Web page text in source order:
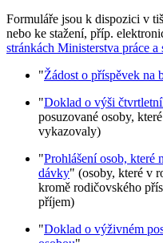
Formuláře jsou k dispozici v
nebo ke stažení, příp.
stránkách Ministerstva práce
"Žádost o příspěvek na
"Doklad o výši
posuzované osoby,
vykazovaly)
"Prohlášení osob, které
dávky" (osoby, které v
kromě rodičovského
příjem)
"Doklad o výživném